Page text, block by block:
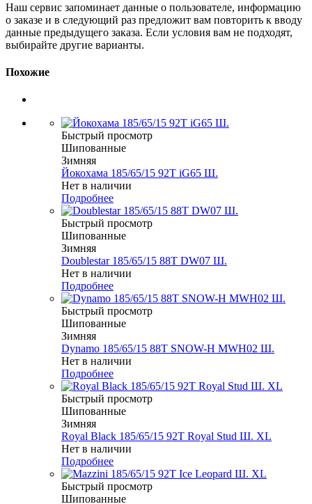
Наш сервис запоминает данные о пользователе, информацию
о заказе и в следующий раз предложит вам повторить к вводу
данные предыдущего заказа. Если условия вам не подходят,
выбирайте другие варианты.
Похожие
Быстрый просмотр
Шипованные
Зимняя
Йокохама 185/65/15 92T iG65 Ш.
Нет в наличии
Подробнее
Быстрый просмотр
Шипованные
Зимняя
Doublestar 185/65/15 88T DW07 Ш.
Нет в наличии
Подробнее
Быстрый просмотр
Шипованные
Зимняя
Dynamo 185/65/15 88T SNOW-H MWH02 Ш.
Нет в наличии
Подробнее
Быстрый просмотр
Шипованные
Зимняя
Royal Black 185/65/15 92T Royal Stud Ш. XL
Нет в наличии
Подробнее
Быстрый просмотр
Шипованные